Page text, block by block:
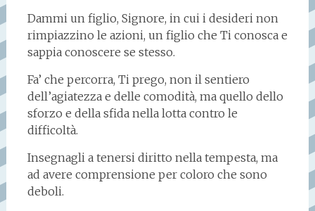
Dammi un figlio, Signore, in cui i desideri non
rimpiazzino le azioni, un figlio che Ti conosca e
sappia conoscere se stesso.
Fa’ che percorra, Ti prego, non il sentiero
dell’agiatezza e delle comodità, ma quello dello
sforzo e della sfida nella lotta contro le
difficoltà.
Insegnagli a tenersi diritto nella tempesta, ma
ad avere comprensione per coloro che sono
deboli.